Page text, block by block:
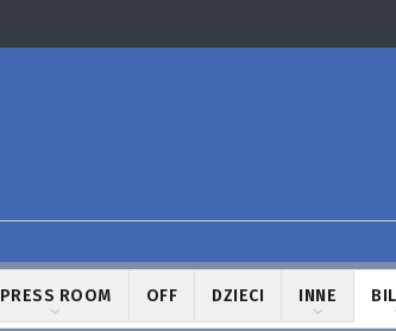
PRESS ROOM OFF DZIECI INNE